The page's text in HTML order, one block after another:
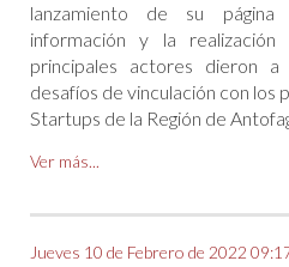
lanzamiento de su
información y la
principales actores dieron
desafíos de vinculación con
Startups de la Región de
Ver más...
Jueves 10 de Febrero de 2022